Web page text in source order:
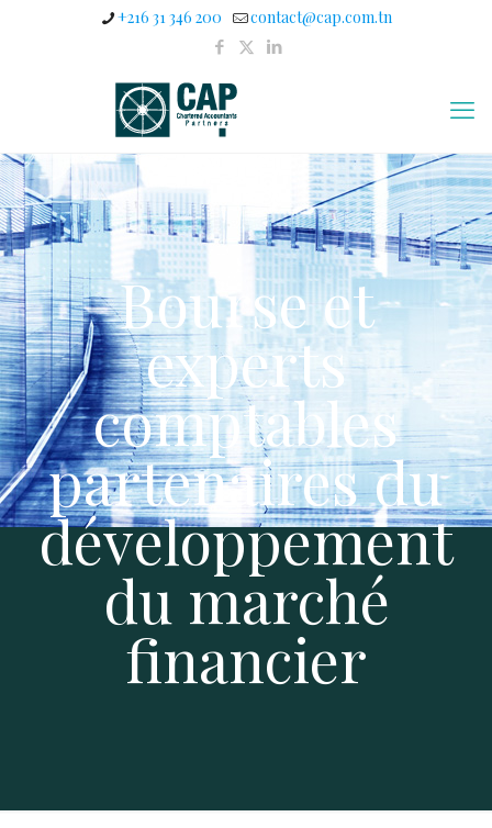
+216 31 346 200 contact@cap.com.tn
Bourse et
experts
comptables
partenaires du
développement
du marché
financier